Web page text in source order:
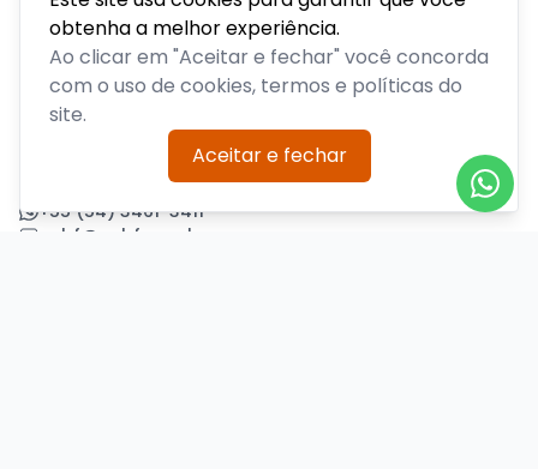
obtenha a melhor experiência.
Ao clicar em "Aceitar e fechar" você concorda
com o uso de cookies, termos e políticas do
site.
Aceitar e fechar
Acompanhe todas as notícias sobre o time, venda de
ingressos, serviços aos sócios, serviços aos torcedores e
informações sobre o clube.
Precisa de ajuda?
+55 (54) 3461-3411
acbf@acbf.com.br